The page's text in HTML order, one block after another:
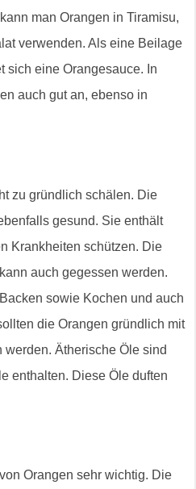
man Orangen in Tiramisu,
verwenden. Als eine Beilage
sich eine Orangesauce. In
auch gut an, ebenso in
zu gründlich schälen. Die
gesund. Sie enthält
Krankheiten schützen. Die
auch gegessen werden.
sowie Kochen und auch
die Orangen gründlich mit
Ätherische Öle sind
enthalten. Diese Öle duften
Orangen sehr wichtig. Die